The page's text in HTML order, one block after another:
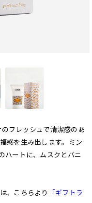
フレッシュで清潔感のあ
感を生み出します。ミン
ハートに、ムスクとバニ
、こちらより
「ギフトラ